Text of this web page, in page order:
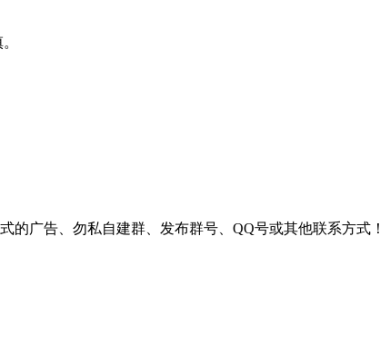
的广告、勿私自建群、发布群号、QQ号或其他联系方式！